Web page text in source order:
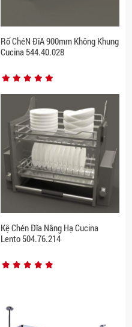
Rổ ChéN ĐĩA 900mm Không Khung
Cucina 544.40.028
Kệ Chén Đĩa Nâng Hạ Cucina
Lento 504.76.214